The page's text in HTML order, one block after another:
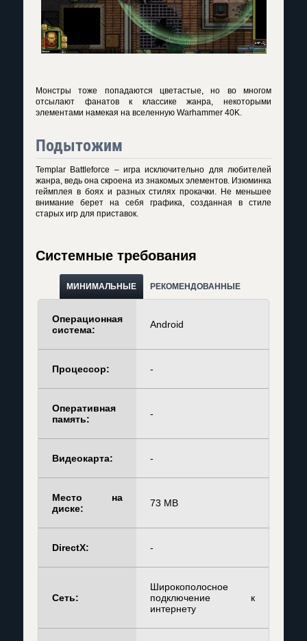
Монстры тоже попадаются цветастые, но во многом
отсылают фанатов к классике жанра, некоторыми
элементами намекая на вселенную Warhammer 40K.
Подытожим
Templar Battleforce – игра исключительно для любителей
жанра, ведь она скроена из знакомых элементов. Изюминка
геймплея в боях и разных стилях прокачки. Не меньшее
внимание берет на себя графика, созданная в стиле
старых игр для приставок.
Системные требования
МИНИМАЛЬНЫЕ РЕКОМЕНДОВАННЫЕ
Операционная
система:
Android
Процессор: -
Оперативная
память:
-
Видеокарта: -
Место на
диске:
73 MB
DirectX: -
Сеть:
Широкополосное
подключение к
интернету